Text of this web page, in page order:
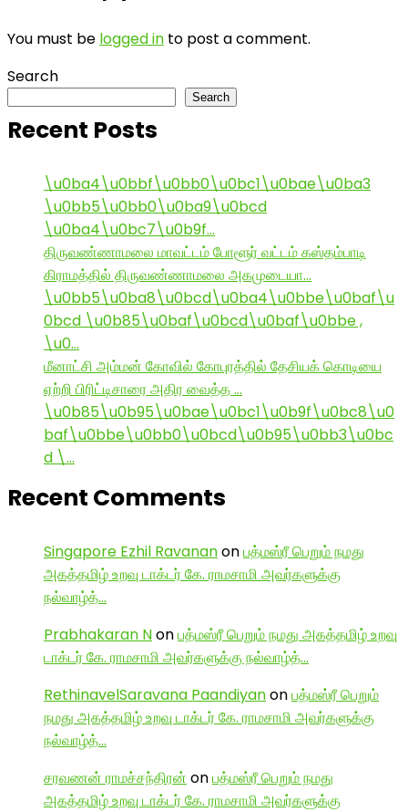
You must be logged in to post a comment.
Search
Search
Recent Posts
\u0ba4\u0bbf\u0bb0\u0bc1\u0bae\u0ba3
\u0bb5\u0bb0\u0ba9\u0bcd
\u0ba4\u0bc7\u0b9f…
திருவண்ணாமலை மாவட்டம் போளூர் வட்டம் கஸ்தம்பாடி
கிராமத்தில் திருவண்ணாமலை அகமுடையா…
\u0bb5\u0ba8\u0bcd\u0ba4\u0bbe\u0baf\u
0bcd \u0b85\u0baf\u0bcd\u0baf\u0bbe ,
\u0…
மீனாட்சி அம்மன் கோவில் கோபுரத்தில் தேசியக் கொடியை
ஏற்றி பிரிட்டிசாரை அதிர வைத்த …
\u0b85\u0b95\u0bae\u0bc1\u0b9f\u0bc8\u0
baf\u0bbe\u0bb0\u0bcd\u0b95\u0bb3\u0bc
d \…
Recent Comments
Singapore Ezhil Ravananonபத்மஸ்ரீ பெறும் நமது
அகத்தமிழ் உறவு டாக்டர் கே. ராமசாமி அவர்களுக்கு
நல்வாழ்த்…
Prabhakaran Nonபத்மஸ்ரீ பெறும் நமது அகத்தமிழ் உறவு
டாக்டர் கே. ராமசாமி அவர்களுக்கு நல்வாழ்த்…
RethinavelSaravana Paandiyanonபத்மஸ்ரீ பெறும்
நமது அகத்தமிழ் உறவு டாக்டர் கே. ராமசாமி அவர்களுக்கு
நல்வாழ்த்…
சரவணன் ராமச்சந்திரன் onபத்மஸ்ரீ பெறும் நமது
அகத்தமிழ் உறவு டாக்டர் கே. ராமசாமி அவர்களுக்கு